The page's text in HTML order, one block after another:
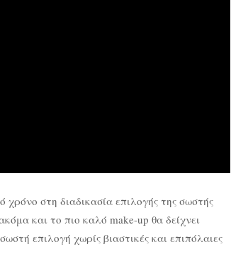
χρόνο στη διαδικασία επιλογής της σωστής
και το πιο καλό make-up θα δείχνει
επιλογή χωρίς βιαστικές και επιπόλαιες